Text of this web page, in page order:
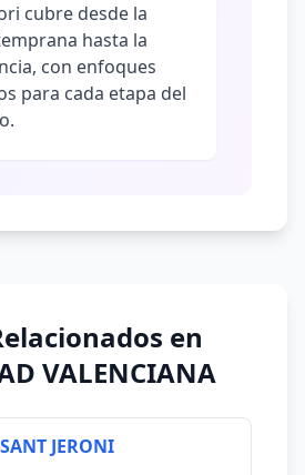
cubre desde la
hasta la
con enfoques
para cada etapa del
en
VALENCIANA
JERONI